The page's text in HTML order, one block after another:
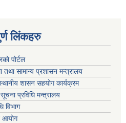
लिंकहरु
पोर्टल
तथा सामान्य प्रशासन मन्त्रालय
शासन सहयोग कार्यक्रम
प्रविधि मन्त्रालय
विभाग
आयोग